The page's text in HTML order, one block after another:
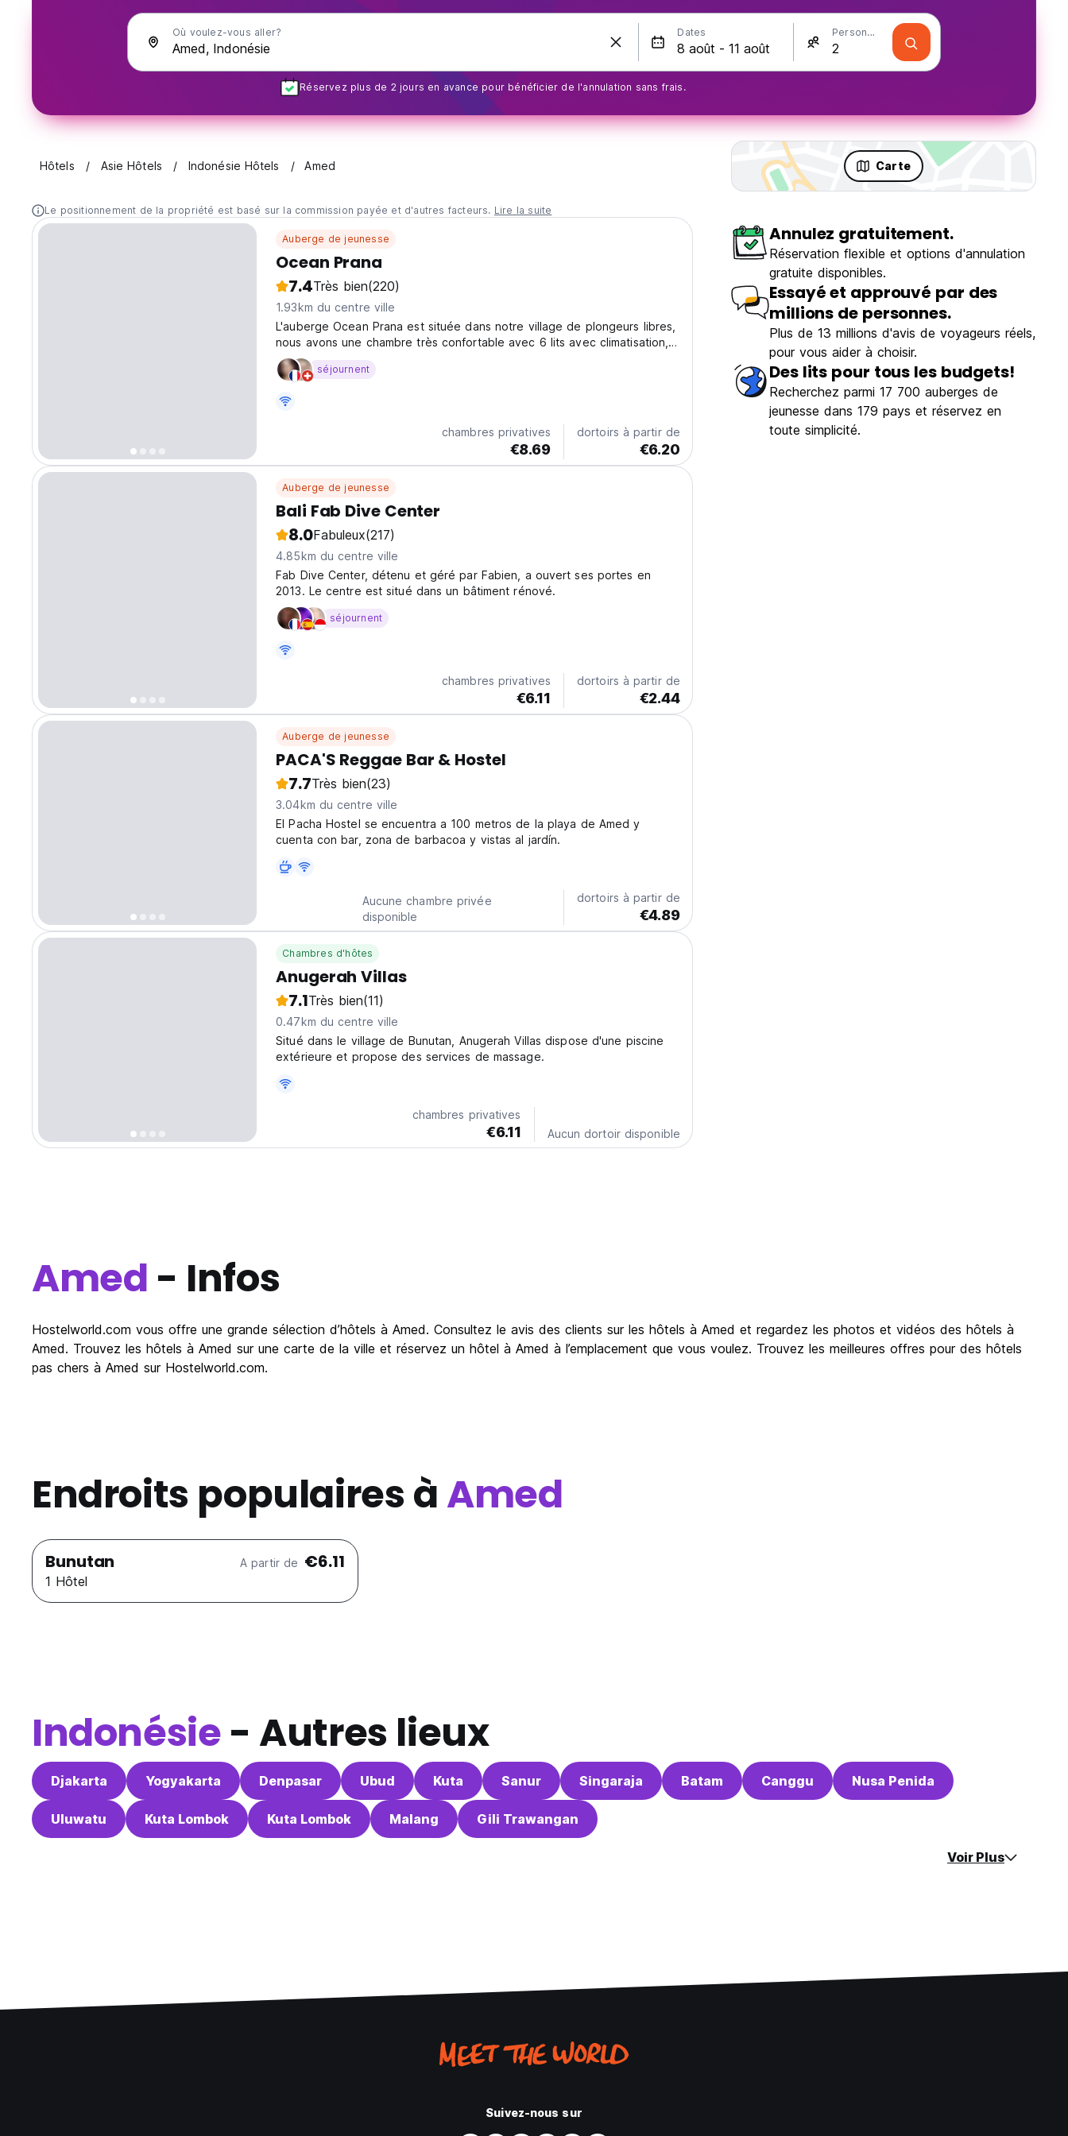
Où voulez-vous aller? Dates Personnes
Réservez plus de 2 jours en avance pour bénéficier de l'annulation sans frais.
Hôtels Asie Hôtels Indonésie Hôtels Amed Carte
Le positionnement de la propriété est basé sur la commission payée et d'autres facteurs. Lire la suite
Auberge de jeunesse
Ocean Prana
7.4Très bien(220)
1.93km du centre ville
L'auberge Ocean Prana est située dans notre village de plongeurs libres,
nous avons une chambre très confortable avec 6 lits avec climatisation,
wifi et douche chaude.
séjournent
chambres privatives
€8.69
dortoirs à partir de
€6.20
Auberge de jeunesse
Bali Fab Dive Center
8.0Fabuleux(217)
4.85km du centre ville
Fab Dive Center, détenu et géré par Fabien, a ouvert ses portes en
2013. Le centre est situé dans un bâtiment rénové.
séjournent
chambres privatives
€6.11
dortoirs à partir de
€2.44
Auberge de jeunesse
PACA'S Reggae Bar & Hostel
7.7Très bien(23)
3.04km du centre ville
El Pacha Hostel se encuentra a 100 metros de la playa de Amed y
cuenta con bar, zona de barbacoa y vistas al jardín.
Aucune chambre privée
disponible
dortoirs à partir de
€4.89
Chambres d'hôtes
Anugerah Villas
7.1Très bien(11)
0.47km du centre ville
Situé dans le village de Bunutan, Anugerah Villas dispose d'une piscine
extérieure et propose des services de massage.
chambres privatives
€6.11 Aucun dortoir disponible
Annulez gratuitement.
Réservation flexible et options d'annulation
gratuite disponibles.
Essayé et approuvé par des
millions de personnes.
Plus de 13 millions d'avis de voyageurs réels,
pour vous aider à choisir.
Des lits pour tous les budgets!
Recherchez parmi 17 700 auberges de
jeunesse dans 179 pays et réservez en
toute simplicité.
Amed - Infos
Hostelworld.com vous offre une grande sélection d’hôtels à Amed. Consultez le avis des clients sur les hôtels à Amed et regardez les photos et vidéos des hôtels à
Amed. Trouvez les hôtels à Amed sur une carte de la ville et réservez un hôtel à Amed à l’emplacement que vous voulez. Trouvez les meilleures offres pour des hôtels
pas chers à Amed sur Hostelworld.com.
Endroits populaires àAmed
Bunutan A partir de €6.11
1 Hôtel
Indonésie- Autres lieux
Djakarta Yogyakarta Denpasar Ubud Kuta Sanur Singaraja Batam Canggu Nusa Penida
Uluwatu Kuta Lombok Kuta Lombok Malang Gili Trawangan
Voir Plus
Suivez-nous sur